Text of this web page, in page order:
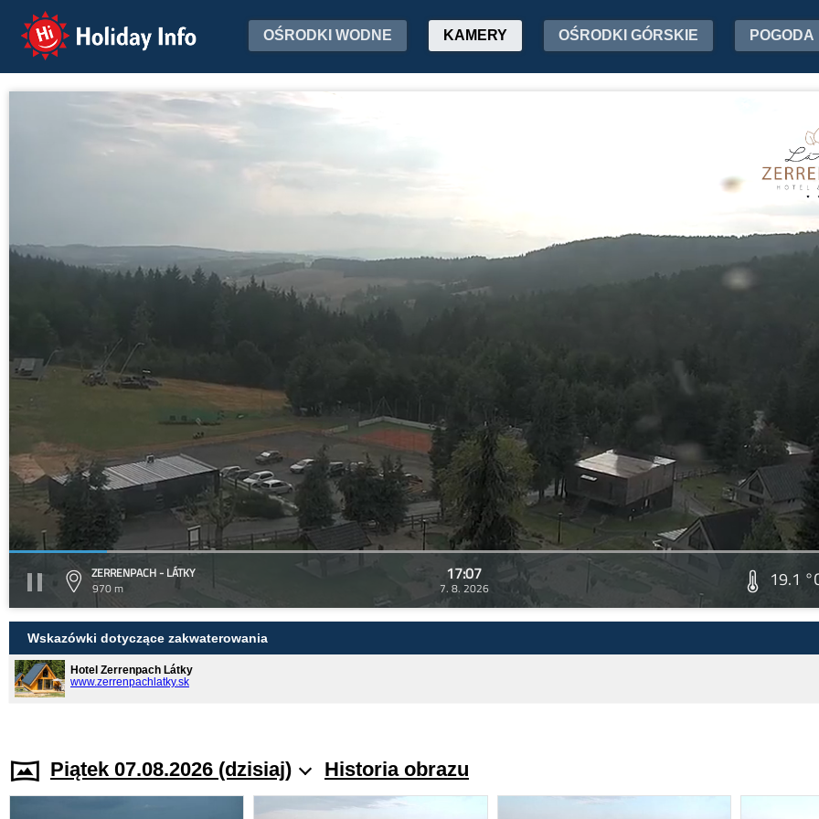
Holiday Info OŚRODKI WODNE KAMERY OŚRODKI GÓRSKIE POGODA
ZERRENPACH - LÁTKY
970 m
17:07
7. 8. 2026 19.1
Wskazówki dotyczące zakwaterowania
Hotel Zerrenpach Látky
www.zerrenpachlatky.sk
Piątek 07.08.2026 (dzisiaj) Historia obrazu